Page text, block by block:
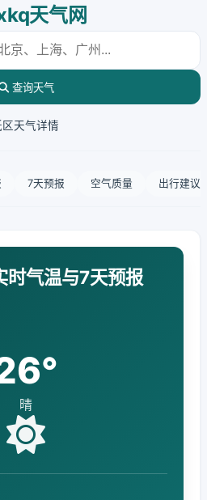
天气网
查询天气
区天气详情
7天预报 空气质量 出行建议
时气温与7天预报
晴